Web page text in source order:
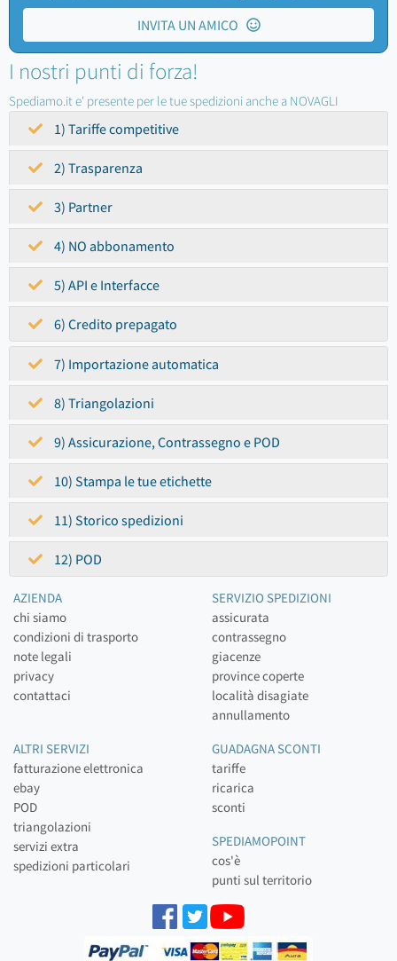
INVITA UN AMICO
I nostri punti di forza!
Spediamo.it e' presente per le tue spedizioni anche a NOVAGLI
1) Tariffe competitive
2) Trasparenza
3) Partner
4) NO abbonamento
5) API e Interfacce
6) Credito prepagato
7) Importazione automatica
8) Triangolazioni
9) Assicurazione, Contrassegno e POD
10) Stampa le tue etichette
11) Storico spedizioni
12) POD
AZIENDA
chi siamo
condizioni di trasporto
note legali
privacy
contattaci
SERVIZIO SPEDIZIONI
assicurata
contrassegno
giacenze
province coperte
località disagiate
annullamento
ALTRI SERVIZI
fatturazione elettronica
ebay
POD
triangolazioni
servizi extra
spedizioni particolari
GUADAGNA SCONTI
tariffe
ricarica
sconti
SPEDIAMOPOINT
cos'è
punti sul territorio